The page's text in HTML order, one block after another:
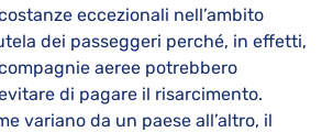
eccezionali nell’ambito
dei passeggeri perché, in effetti,
aeree potrebbero
di pagare il risarcimento.
variano da un paese all’altro, il